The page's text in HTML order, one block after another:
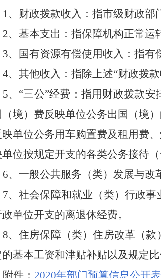
1、财政拨款收入：指市级财政部
2、基本支出：指保障机构正常运
3、国有资源有偿使用收入：指有
4、其他收入：指除上述“财政拨
5、“三公”经费：指用财政拨款
（境）费反映单位公务出国（境
映单位公务用车购置费及租用费
单位按规定开支的各类公务接待（
6、一般公共服务（类）发展与改
7、社会保障和就业（类）行政
单位开支的离退休经费。
8、住房保障（类）住房改革（
基本工资和津贴补贴以及规定
附件： 2020年部门预算信息公开